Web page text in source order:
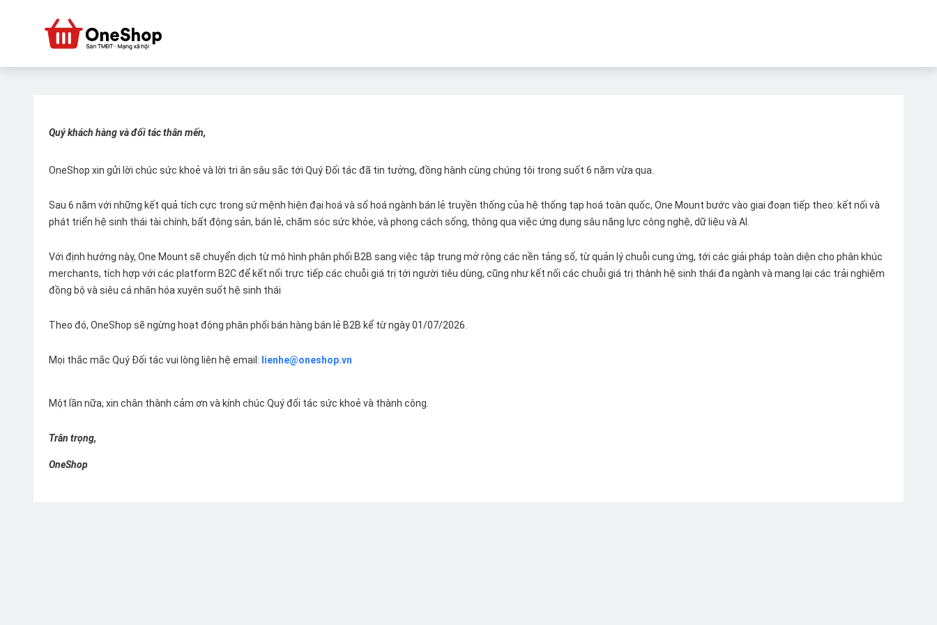
Quý khách hàng và đối tác thân mến,
OneShop xin gửi lời chúc sức khoẻ và lời tri ân sâu sắc tới Quý Đối tác đã tin tưởng, đồng hành cùng chúng tôi trong suốt 6 năm vừa qua.
Sau 6 năm với những kết quả tích cực trong sứ mệnh hiện đại hoá và số hoá ngành bán lẻ truyền thống của hệ thống tạp hoá toàn quốc, One Mount bước vào giai đoạn tiếp theo: kết nối và
phát triển hệ sinh thái tài chính, bất động sản, bán lẻ, chăm sóc sức khỏe, và phong cách sống, thông qua việc ứng dụng sâu năng lực công nghệ, dữ liệu và AI.
Với định hướng này, One Mount sẽ chuyển dịch từ mô hình phân phối B2B sang việc tập trung mở rộng các nền tảng số, từ quản lý chuỗi cung ứng, tới các giải pháp toàn diện cho phân khúc
merchants, tích hợp với các platform B2C để kết nối trực tiếp các chuỗi giá trị tới người tiêu dùng, cũng như kết nối các chuỗi giá trị thành hệ sinh thái đa ngành và mang lại các trải nghiệm
đồng bộ và siêu cá nhân hóa xuyên suốt hệ sinh thái
Theo đó, OneShop sẽ ngừng hoạt động phân phối bán hàng bán lẻ B2B kể từ ngày 01/07/2026.
Mọi thắc mắc Quý Đối tác vui lòng liên hệ email: lienhe@oneshop.vn
Một lần nữa, xin chân thành cảm ơn và kính chúc Quý đối tác sức khoẻ và thành công.
Trân trọng,
OneShop